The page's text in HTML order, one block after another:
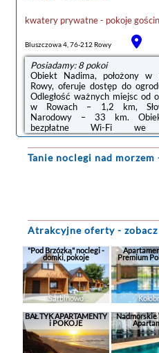
noclegi Rowy
kwatery prywatne - pokoje
Bluszczowa 4, 76-212 Rowy
Posiadamy: 8 pokoi
Obiekt Nadima, położony w
Rowy, oferuje dostęp do
Odległość ważnych miejsc od
w Rowach – 1,2 km,
Narodowy – 33 km.
bezpłatne Wi-Fi we
pomieszczeniach. Na
dostępny jest też
niektórych opcjach
133 km od obiektu.Doba
Tanie noclegi nad morzem
Atrakcyjne oferty -
"Pod Brzózką" noclegi -
domki, pokoje
Sarbinowo
Premium
BAŁTYK APARTAMENTY
i POKOJE
Nadmorskie